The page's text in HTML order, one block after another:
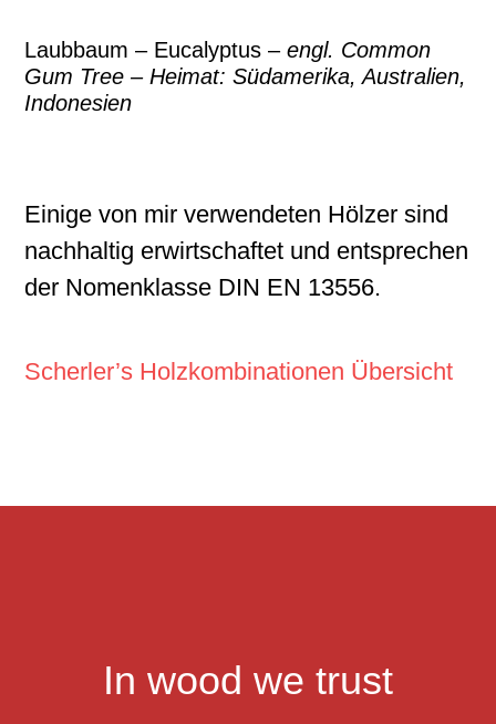
Laubbaum – Eucalyptus –engl. Common
Gum Tree – Heimat: Südamerika, Australien,
Indonesien
Einige von mir verwendeten Hölzer sind
nachhaltig erwirtschaftet und entsprechen
der Nomenklasse DIN EN 13556.
Scherler’s Holzkombinationen Übersicht
In wood we trust